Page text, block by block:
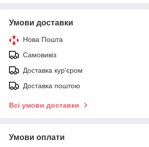
Умови доставки
Нова Пошта
Самовивіз
Доставка кур'єром
Доставка поштою
Всі умови доставки
Умови оплати